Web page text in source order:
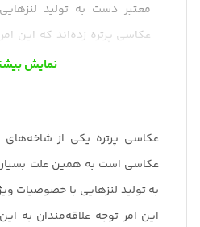
معتبر دست به تولید
عکاسی پرتره زده‌اند که این
این شاخه عکاسی را به خود جلب
نمایش
عکاسی پرتره یکی از شاخه‌های
عکاسی است به همین علت
به تولید لنزهایی با خصوصیات
این امر توجه علاقه‌مندان به